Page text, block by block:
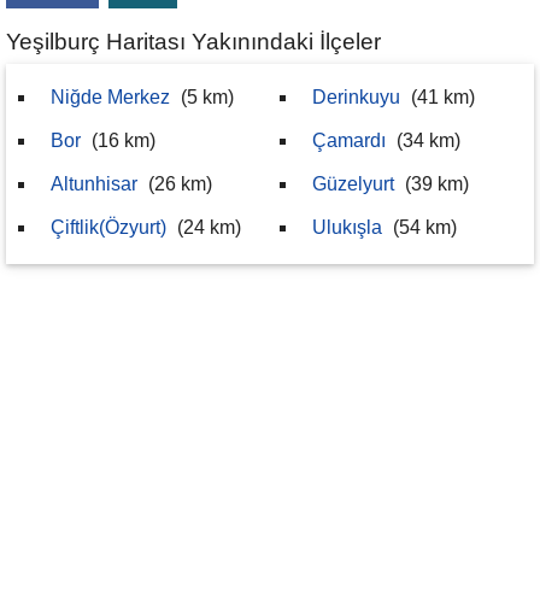
Yeşilburç Haritası Yakınındaki İlçeler
Niğde Merkez (5 km)
Bor (16 km)
Altunhisar (26 km)
Çiftlik(Özyurt) (24 km)
Derinkuyu (41 km)
Çamardı (34 km)
Güzelyurt (39 km)
Ulukışla (54 km)